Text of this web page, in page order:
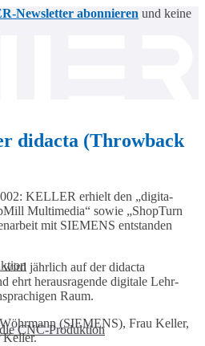
Newsletter abonnieren und keine
CNC-Produktion
didacta (Throwback
KELLER erhielt den „digita-
Multimedia“ sowie „ShopTurn
mit SIEMENS entstanden
jährlich auf der didacta
ehrt herausragende digitale Lehr-
Raum.
(SIEMENS), Frau Keller,
Keller.